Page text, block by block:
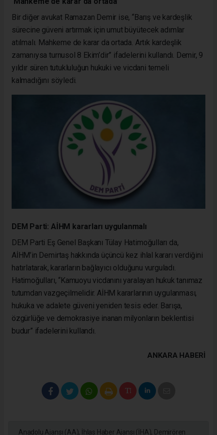
Bir diğer avukat Ramazan Demir ise, “Barış ve kardeşlik
sürecine güveni artırmak için umut büyütecek adımlar
atılmalı. Mahkeme de karar da ortada. Artık kardeşlik
zamanıysa turnusol 8 Ekim’dir” ifadelerini kullandı. Demir, 9
yıldır süren tutukluluğun hukuki ve vicdani temeli
kalmadığını söyledi.
DEM Parti: AİHM kararları uygulanmalı
DEM Parti Eş Genel Başkanı Tülay Hatimoğulları da,
AİHM’in Demirtaş hakkında üçüncü kez ihlal kararı verdiğini
hatırlatarak, kararların bağlayıcı olduğunu vurguladı.
Hatimoğulları, “Kamuoyu vicdanını yaralayan hukuk tanımaz
tutumdan vazgeçilmelidir. AİHM kararlarının uygulanması,
hukuka ve adalete güveni yeniden tesis eder. Barışa,
özgürlüğe ve demokrasiye inanan milyonların beklentisi
budur” ifadelerini kullandı.
ANKARA HABERİ
Anadolu Ajansı (AA), İhlas Haber Ajansı (İHA), Demirören